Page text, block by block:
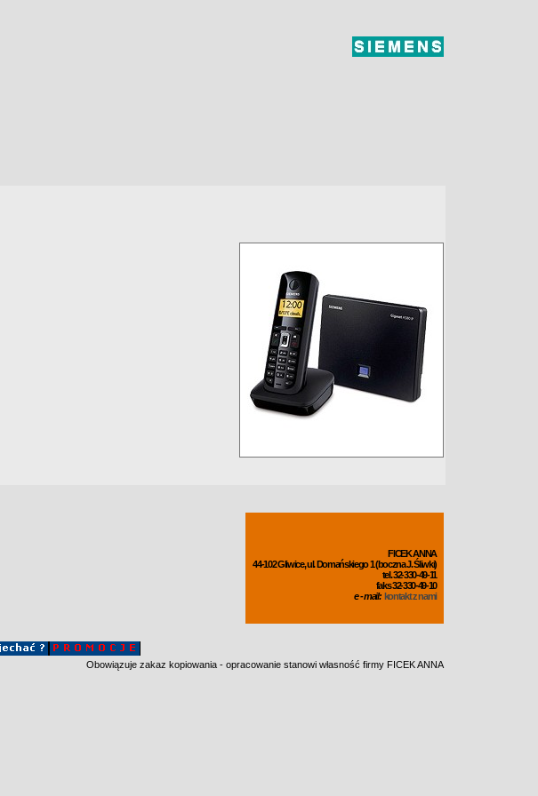
FICEK ANNA
44-102 Gliwice, ul. Domańskiego 1 (boczna J. Śliwki)
tel. 32-330-49-11
faks 32-330-49-10
e - mail: kontakt z nami
Obowiązuje zakaz kopiowania - opracowanie stanowi własność firmy FICEK ANNA